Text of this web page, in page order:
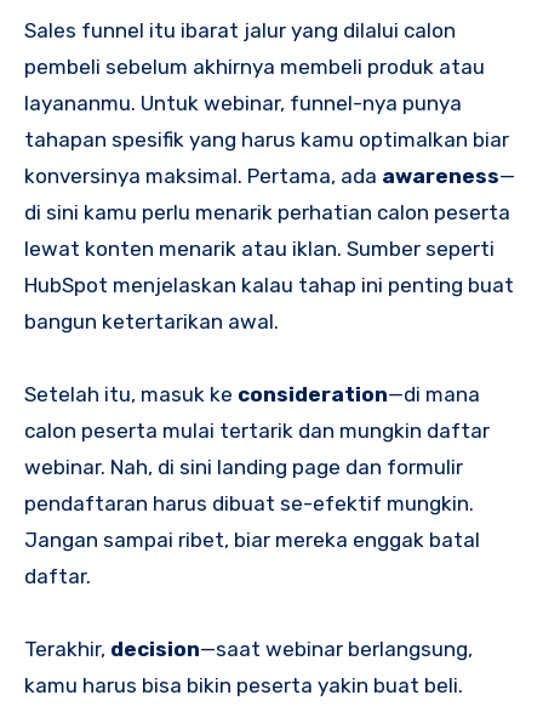
Sales funnel itu ibarat jalur yang dilalui calon
pembeli sebelum akhirnya membeli produk atau
layananmu. Untuk webinar, funnel-nya punya
tahapan spesifik yang harus kamu optimalkan biar
konversinya maksimal. Pertama, ada awareness—
di sini kamu perlu menarik perhatian calon peserta
lewat konten menarik atau iklan. Sumber seperti
HubSpot menjelaskan kalau tahap ini penting buat
bangun ketertarikan awal.
Setelah itu, masuk ke consideration—di mana
calon peserta mulai tertarik dan mungkin daftar
webinar. Nah, di sini landing page dan formulir
pendaftaran harus dibuat se-efektif mungkin.
Jangan sampai ribet, biar mereka enggak batal
daftar.
Terakhir, decision—saat webinar berlangsung,
kamu harus bisa bikin peserta yakin buat beli.